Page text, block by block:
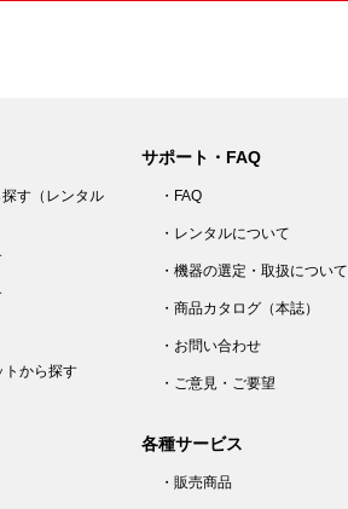
探す（レンタル
トから探す
サポート・FAQ
・FAQ
・レンタルについて
・機器の選定・取扱について
・商品カタログ（本誌）
・お問い合わせ
・ご意見・ご要望
各種サービス
・販売商品